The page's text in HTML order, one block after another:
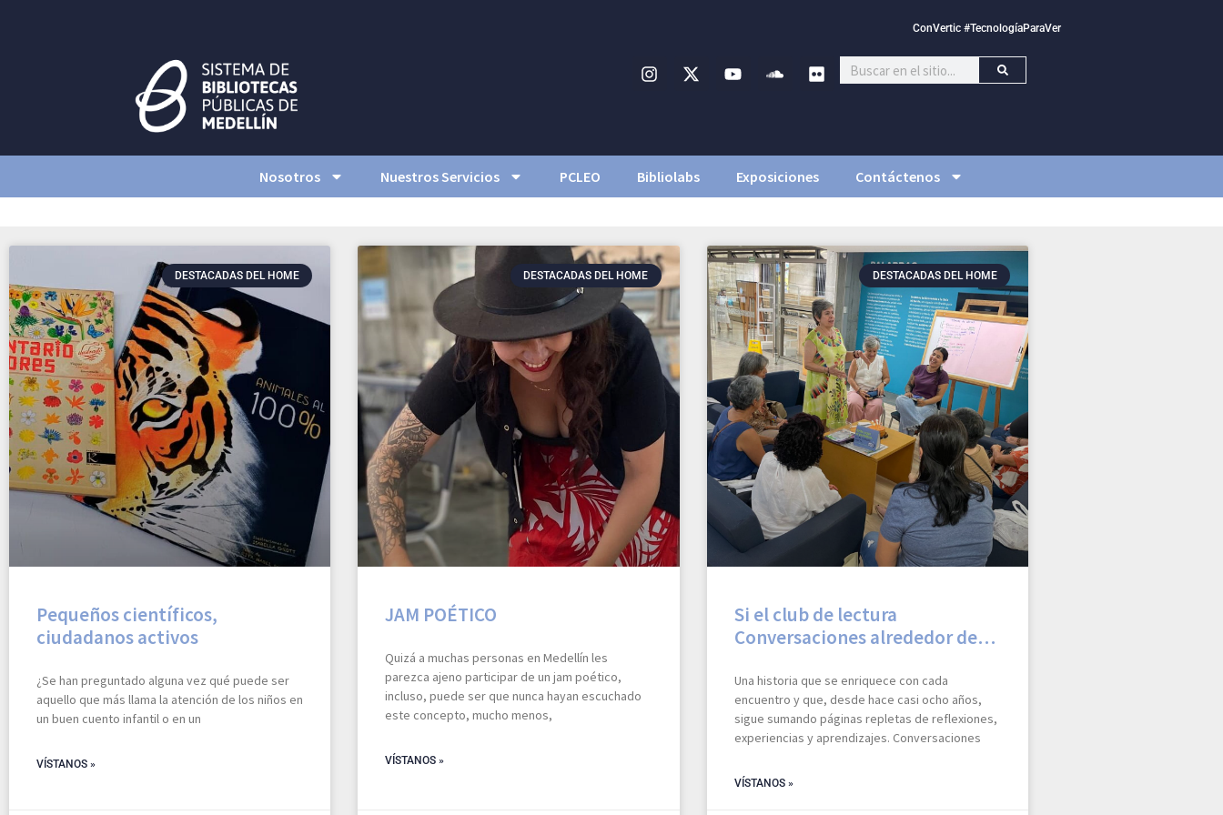
ConVertic #TecnologíaParaVer
Nosotros Nuestros Servicios PCLEO Bibliolabs Exposiciones Contáctenos
DESTACADAS DEL HOME
Pequeños científicos,
ciudadanos activos
¿Se han preguntado alguna vez qué puede ser
aquello que más llama la atención de los niños en
un buen cuento infantil o en un
VÍSTANOS »
DESTACADAS DEL HOME
JAM POÉTICO
Quizá a muchas personas en Medellín les
parezca ajeno participar de un jam poético,
incluso, puede ser que nunca hayan escuchado
este concepto, mucho menos,
VÍSTANOS »
DESTACADAS DEL HOME
Si el club de lectura
Conversaciones alrededor de…
Una historia que se enriquece con cada
encuentro y que, desde hace casi ocho años,
sigue sumando páginas repletas de reflexiones,
experiencias y aprendizajes. Conversaciones
VÍSTANOS »